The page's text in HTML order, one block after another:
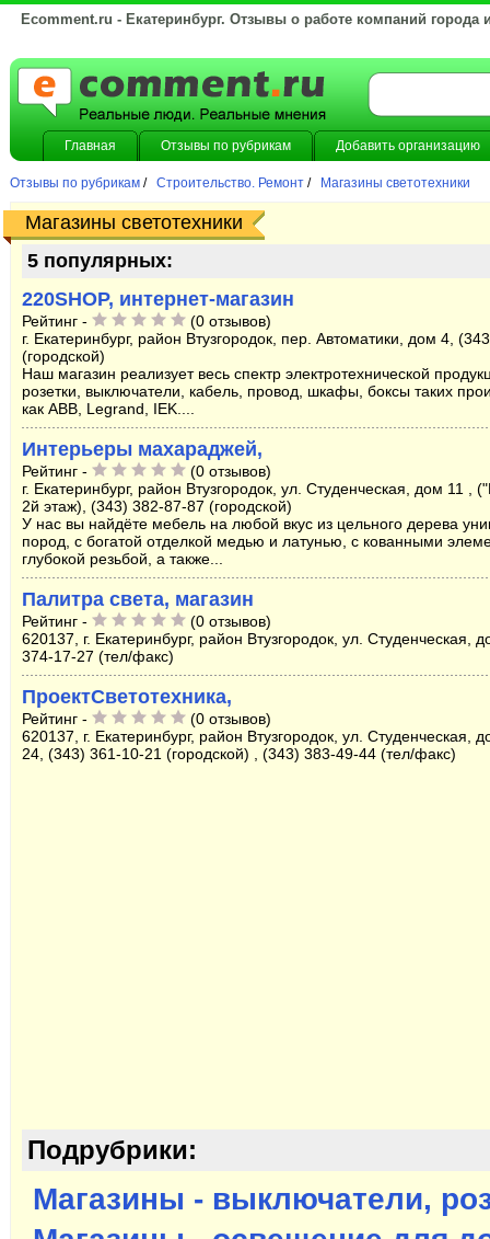
Ecomment.ru - Екатеринбург. Отзывы о работе компаний города
Главная Отзывы по рубрикам Добавить организацию
Отзывы по рубрикам / Строительство. Ремонт / Магазины светотехники
Магазины светотехники
5 популярных:
220SHOP, интернет-магазин
Рейтинг -
(0 отзывов)
г. Екатеринбург, район Втузгородок, пер. Автоматики, дом 4,
(городской)
Наш магазин реализует весь спектр электротехнической
розетки, выключатели, кабель, провод, шкафы, боксы таких
как ABB, Legrand, IEK....
Интерьеры махараджей,
Рейтинг -
(0 отзывов)
г. Екатеринбург, район Втузгородок, ул. Студенческая, дом 11 ,
2й этаж), (343) 382-87-87 (городской)
У нас вы найдёте мебель на любой вкус из цельного дерева
пород, с богатой отделкой медью и латунью, с кованными
глубокой резьбой, а также...
Палитра света, магазин
Рейтинг -
(0 отзывов)
620137, г. Екатеринбург, район Втузгородок, ул. Студенческая,
374-17-27 (тел/факс)
ПроектСветотехника,
Рейтинг -
(0 отзывов)
620137, г. Екатеринбург, район Втузгородок, ул. Студенческая,
24, (343) 361-10-21 (городской) , (343) 383-49-44 (тел/факс)
Подрубрики:
Магазины - выключатели,